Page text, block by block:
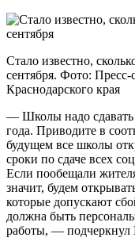
Стало известно,
сентября. Фото:
Краснодарского края
— Школы надо сдавать
года. Приводите в
будущем все школы
сроки по сдаче всех
Если пообещали
значит, будем
которые допускают
должна быть
работы, — подчеркнул